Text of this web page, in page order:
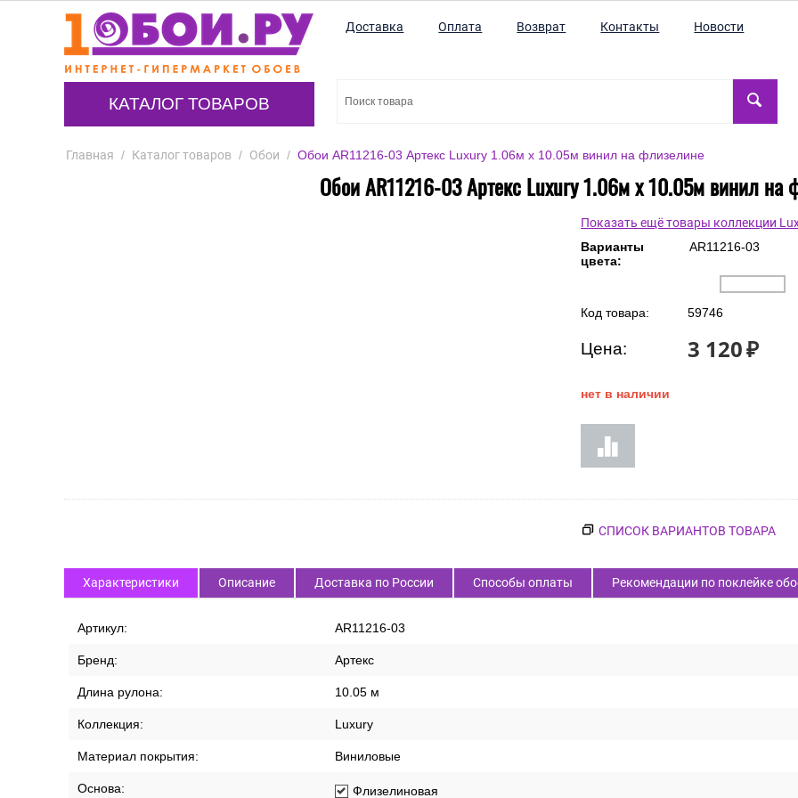
КАТАЛОГ ТОВАРОВ
Доставка Оплата Возврат Контакты Новости
Главная / Каталог товаров / Обои / Обои AR11216-03 Артекс Luxury 1.06м x 10.05м винил на флизелине
Обои AR11216-03 Артекс Luxury 1.06м x 10.05м винил на
Показать ещё товары коллекции
Варианты
цвета:
AR11216-03
Код товара: 59746
Цена: 3 120₽
нет в наличии
СПИСОК ВАРИАНТОВ ТОВАРА
Характеристики Описание Доставка по России Способы оплаты Рекомендации по поклейке
Артикул: AR11216-03
Бренд: Артекс
Длина рулона: 10.05 м
Коллекция: Luxury
Материал покрытия: Виниловые
Основа: Флизелиновая